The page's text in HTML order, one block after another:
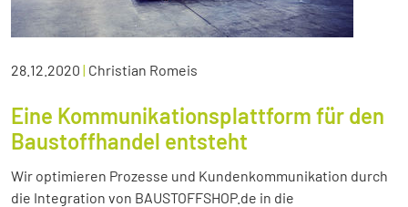
28.12.2020 | Christian Romeis
Eine Kommunikationsplattform für den
Baustoffhandel entsteht
Wir optimieren Prozesse und Kundenkommunikation durch
die Integration von BAUSTOFFSHOP.de in die